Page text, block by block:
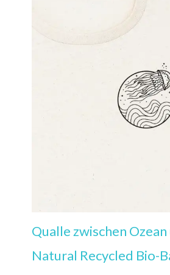
Qualle zwischen
Natural Recycled Bio-